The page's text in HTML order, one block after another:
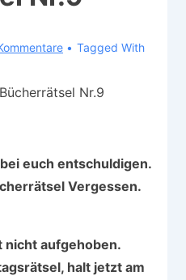
Tagged With
euch entschuldigen.
Vergessen.
nicht aufgehoben.
halt jetzt am